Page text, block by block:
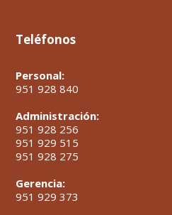
Teléfonos
Personal:
951 928 840
Administración:
951 928 256
951 929 515
951 928 275
Gerencia:
951 929 373